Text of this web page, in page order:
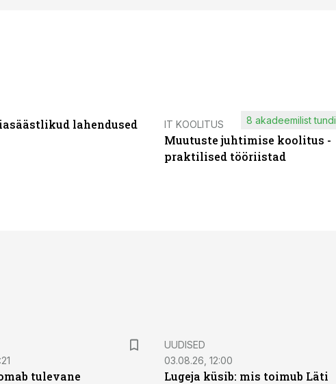
lahendused
IT KOOLITUS
Muutuste juhtimise koolitus -
praktilised tööriistad
8 akadeemilist tundi
tulevane
UUDISED
03.08.26, 12:00
Lugeja küsib: mis toimub Läti